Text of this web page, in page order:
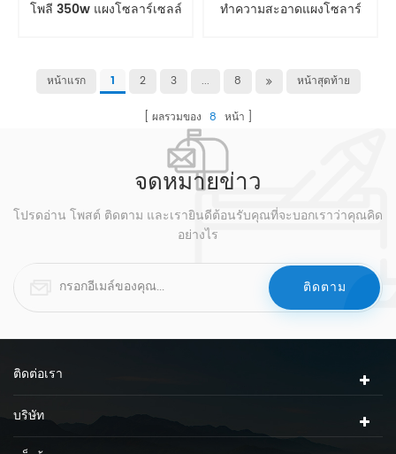
โพลี 350w แผงโซลาร์เซลล์
ทำความสะอาดแผงโซลาร์
หน้าแรก 1 2 3 ... 8 หน้าสุดท้าย
ผลรวมของ 8 หน้า
จดหมายข่าว
โปรดอ่าน โพสต์ ติดตาม และเรายินดีต้อนรับคุณที่จะบอกเราว่าคุณคิด
อย่างไร
ติดต่อเรา
บริษัท